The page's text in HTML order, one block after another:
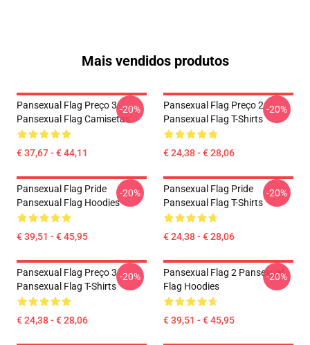
Mais vendidos produtos
Pansexual Flag Preço 3
Pansexual Flag Camisetas
€ 37,67 - € 44,11
-20%
Pansexual Flag Preço 2
Pansexual Flag T-Shirts
€ 24,38 - € 28,06
-20%
Pansexual Flag Pride
Pansexual Flag Hoodies
€ 39,51 - € 45,95
-20%
Pansexual Flag Pride
Pansexual Flag T-Shirts
€ 24,38 - € 28,06
-20%
Pansexual Flag Preço 3
Pansexual Flag T-Shirts
€ 24,38 - € 28,06
-20%
Pansexual Flag 2 Pansexual
Flag Hoodies
€ 39,51 - € 45,95
-20%